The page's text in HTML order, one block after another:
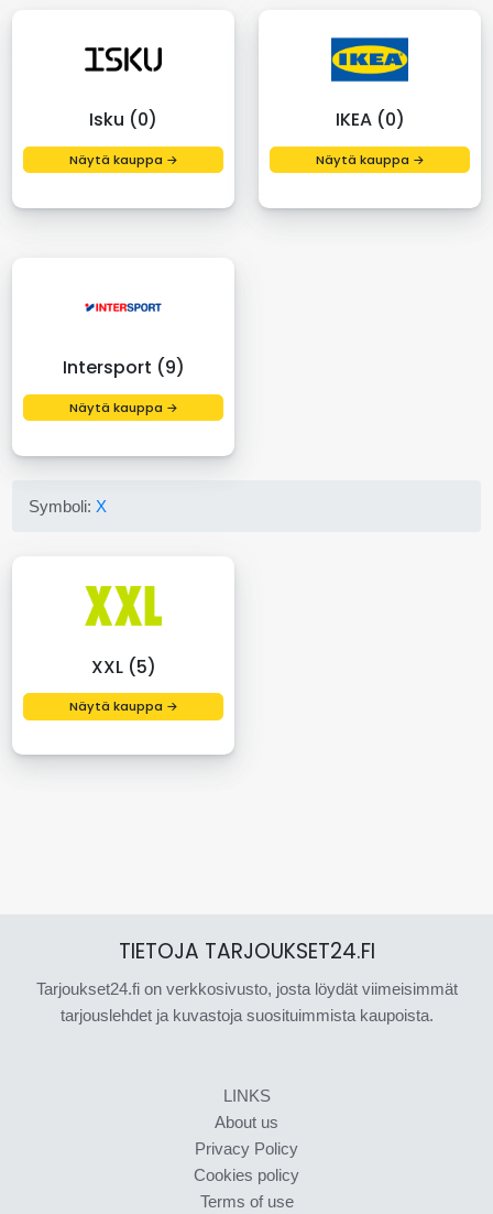
Isku (0)
Näytä kauppa →
IKEA (0)
Näytä kauppa →
Intersport (9)
Näytä kauppa →
Symboli: X
XXL (5)
Näytä kauppa →
TIETOJA TARJOUKSET24.FI
Tarjoukset24.fi on verkkosivusto, josta löydät viimeisimmät
tarjouslehdet ja kuvastoja suosituimmista kaupoista.
LINKS
About us
Privacy Policy
Cookies policy
Terms of use